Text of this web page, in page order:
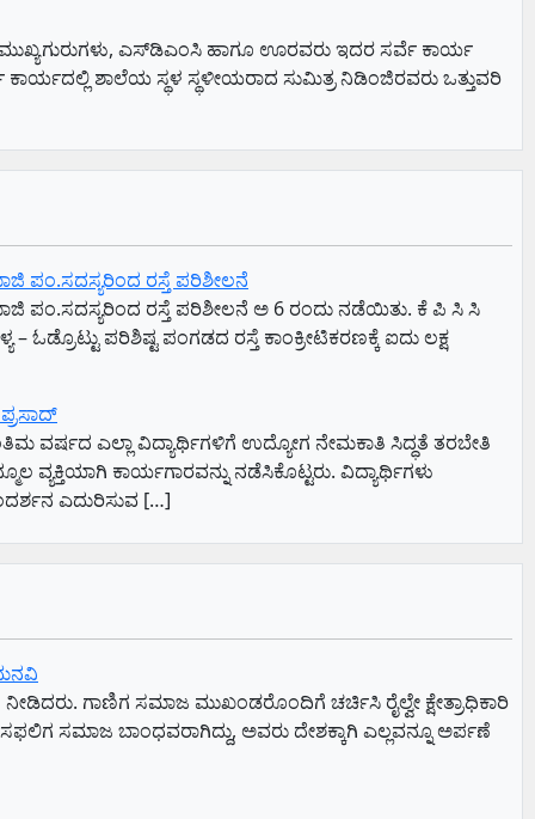
ಮುಖ್ಯಗುರುಗಳು, ಎಸ್‌ಡಿಎಂಸಿ ಹಾಗೂ ಊರವರು ಇದರ ಸರ್ವೆ ಕಾರ್ಯ
ಶಾಲೆಯ ಸ್ಥಳ ಸ್ಥಳೀಯರಾದ ಸುಮಿತ್ರ ನಿಡಿಂಜಿರವರು ಒತ್ತುವರಿ
ಪಂ.ಸದಸ್ಯರಿಂದ ರಸ್ತೆ ಪರಿಶೀಲನೆ
ಪಂ.ಸದಸ್ಯರಿಂದ ರಸ್ತೆ ಪರಿಶೀಲನೆ ಅ 6 ರಂದು ನಡೆಯಿತು. ಕೆ ಪಿ ಸಿ ಸಿ
ಪರಿಶಿಷ್ಟ ಪಂಗಡದ ರಸ್ತೆ ಕಾಂಕ್ರೀಟಿಕರಣಕ್ಕೆ ಐದು ಲಕ್ಷ
ಎಲ್ಲಾ ವಿದ್ಯಾರ್ಥಿಗಳಿಗೆ ಉದ್ಯೋಗ ನೇಮಕಾತಿ ಸಿದ್ಧತೆ ತರಬೇತಿ
ಕಾರ್ಯಗಾರವನ್ನು ನಡೆಸಿಕೊಟ್ಟರು. ವಿದ್ಯಾರ್ಥಿಗಳು
ಎದುರಿಸುವ […]
ಗಾಣಿಗ ಸಮಾಜ ಮುಖಂಡರೊಂದಿಗೆ ಚರ್ಚಿಸಿ ರೈಲ್ವೇ ಕ್ಷೇತ್ರಾಧಿಕಾರಿ
ಸಮಾಜ ಬಾಂಧವರಾಗಿದ್ದು, ಅವರು ದೇಶಕ್ಕಾಗಿ ಎಲ್ಲವನ್ನೂ ಅರ್ಪಣೆ